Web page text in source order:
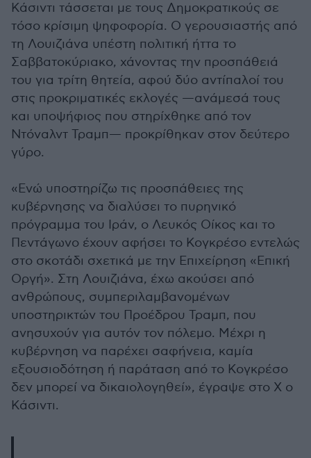
Κάσιντι τάσσεται με τους Δημοκρατικούς σε
τόσο κρίσιμη ψηφοφορία. Ο γερουσιαστής από
τη Λουιζιάνα υπέστη πολιτική ήττα το
Σαββατοκύριακο, χάνοντας την προσπάθειά
του για τρίτη θητεία, αφού δύο αντίπαλοί του
στις προκριματικές εκλογές —ανάμεσά τους
και υποψήφιος που στηρίχθηκε από τον
Ντόναλντ Τραμπ— προκρίθηκαν στον δεύτερο
γύρο.
«Ενώ υποστηρίζω τις προσπάθειες της
κυβέρνησης να διαλύσει το πυρηνικό
πρόγραμμα του Ιράν, ο Λευκός Οίκος και το
Πεντάγωνο έχουν αφήσει το Κογκρέσο εντελώς
στο σκοτάδι σχετικά με την Επιχείρηση «Επική
Οργή». Στη Λουιζιάνα, έχω ακούσει από
ανθρώπους, συμπεριλαμβανομένων
υποστηρικτών του Προέδρου Τραμπ, που
ανησυχούν για αυτόν τον πόλεμο. Μέχρι η
κυβέρνηση να παρέχει σαφήνεια, καμία
εξουσιοδότηση ή παράταση από το Κογκρέσο
δεν μπορεί να δικαιολογηθεί», έγραψε στο Χ ο
Κάσιντι.